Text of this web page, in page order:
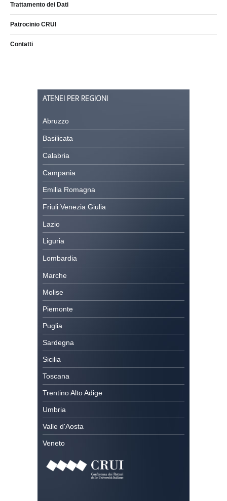
Trattamento dei Dati
Patrocinio CRUI
Contatti
ATENEI PER REGIONI
Abruzzo
Basilicata
Calabria
Campania
Emilia Romagna
Friuli Venezia Giulia
Lazio
Liguria
Lombardia
Marche
Molise
Piemonte
Puglia
Sardegna
Sicilia
Toscana
Trentino Alto Adige
Umbria
Valle d'Aosta
Veneto